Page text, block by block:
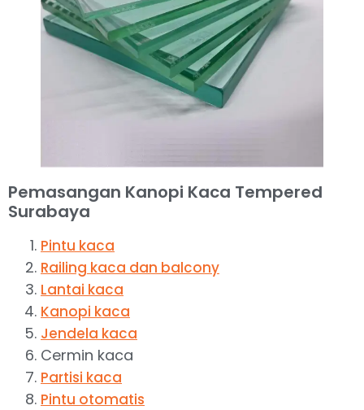
Pemasangan Kanopi Kaca Tempered
Surabaya
Pintu kaca
Railing kaca dan balcony
Lantai kaca
Kanopi kaca
Jendela kaca
Cermin kaca
Partisi kaca
Pintu otomatis